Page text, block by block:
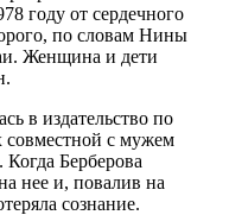
году от сердечного
по словам Нины
Женщина и дети
в издательство по
совместной с мужем
Берберова
нее и, повалив на
сознание.